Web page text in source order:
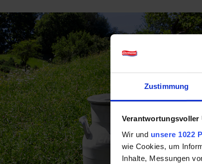
Zustimmung
Verantwortungsvoller
Wir und unsere 1022
wie Cookies, um
Inhalte, Messungen